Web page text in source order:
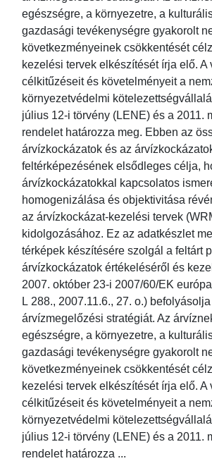
egészségre, a környezetre, a
gazdasági tevékenységre gyakorolt
következményeinek csökkentését
kezelési tervek elkészítését írja elő. A
célkitűzéseit és követelményeit a
környezetvédelmi
július 12-i törvény (LENE) és a 2011.
rendelet határozza meg. Ebben az
árvízkockázatok és az
feltérképezésének elsődleges célja,
árvízkockázatokkal kapcsolatos
homogenizálása és objektivitása
az árvízkockázat-kezelési tervek
kidolgozásához. Ez az adatkészlet
térképek készítésére szolgál a feltárt
árvízkockázatok értékeléséről és
2007. október 23-i 2007/60/EK
L 288., 2007.11.6., 27. o.)
árvízmegelőzési stratégiát. Az
egészségre, a környezetre, a
gazdasági tevékenységre gyakorolt
következményeinek csökkentését
kezelési tervek elkészítését írja elő. A
célkitűzéseit és követelményeit a
környezetvédelmi
július 12-i törvény (LENE) és a 2011.
rendelet határozza ...